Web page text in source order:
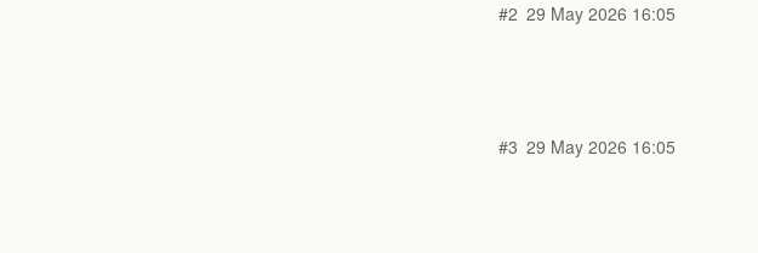
29 May 2026 16:05
#2
29 May 2026 16:05
#3